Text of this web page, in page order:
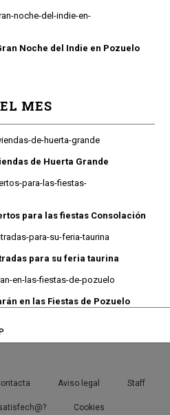
Noche del Indie en Pozuelo
MES
de Huerta Grande
para las fiestas Consolación
para su feria taurina
en las Fiestas de Pozuelo
Aviso legal Staff
Cookies